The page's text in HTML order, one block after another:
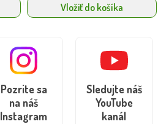
Vložiť do košíka
Pozrite sa
na náš
Instagram
Sledujte náš
YouTube
kanál